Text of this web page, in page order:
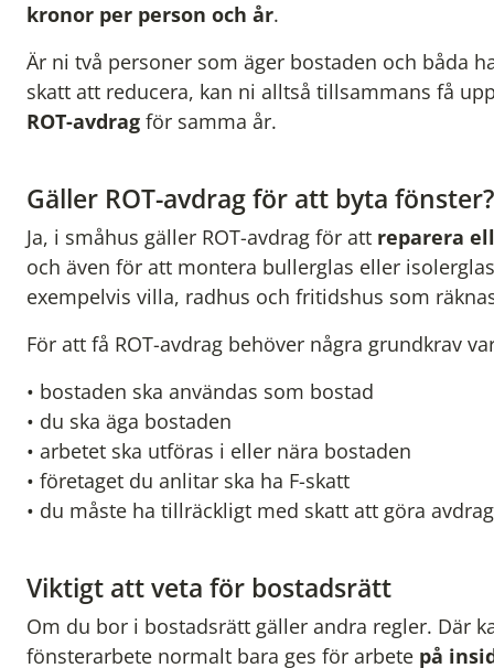
kronor per person och år.
Är ni två personer som äger bostaden och båda
skatt att reducera, kan ni alltså tillsammans få
ROT-avdrag för samma år.
Gäller ROT-avdrag för att byta fönster?
Ja, i småhus gäller ROT-avdrag för att reparera
och även för att montera bullerglas eller
exempelvis villa, radhus och fritidshus som
För att få ROT-avdrag behöver några grundkrav
• bostaden ska användas som bostad
• du ska äga bostaden
• arbetet ska utföras i eller nära bostaden
• företaget du anlitar ska ha F-skatt
• du måste ha tillräckligt med skatt att göra
Viktigt att veta för bostadsrätt
Om du bor i bostadsrätt gäller andra regler. Där
fönsterarbete normalt bara ges för arbete på